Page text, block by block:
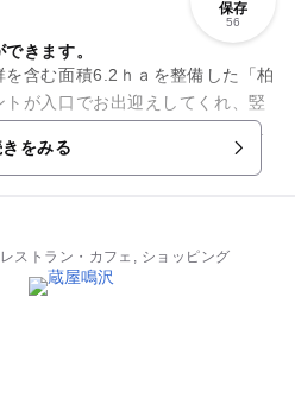
保存
56
きます。
含む面積6.2ｈａを整備した「柏
が入口でお出迎えしてくれ、竪
定史跡となっている柏谷横穴群
をみる
ストラン・カフェ, ショッピング